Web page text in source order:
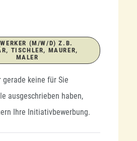
(M/W/D) Z.B.
TISCHLER, MAURER,
MALER
gerade keine für Sie
ausgeschrieben haben,
Ihre Initiativbewerbung.